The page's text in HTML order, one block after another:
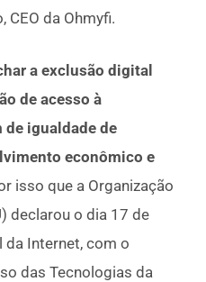
CEO da Ohmyfi.
a exclusão digital
de acesso à
igualdade de
econômico e
isso que a Organização
declarou o dia 17 de
da Internet, com o
das Tecnologias da